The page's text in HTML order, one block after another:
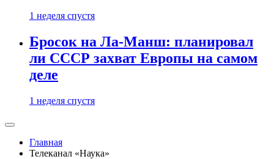
1 неделя спустя
Бросок на Ла-Манш: планировал
ли СССР захват Европы на самом
деле
1 неделя спустя
Главная
Телеканал «Наука»